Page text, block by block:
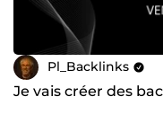
Pl_Backlinks
Je vais créer des